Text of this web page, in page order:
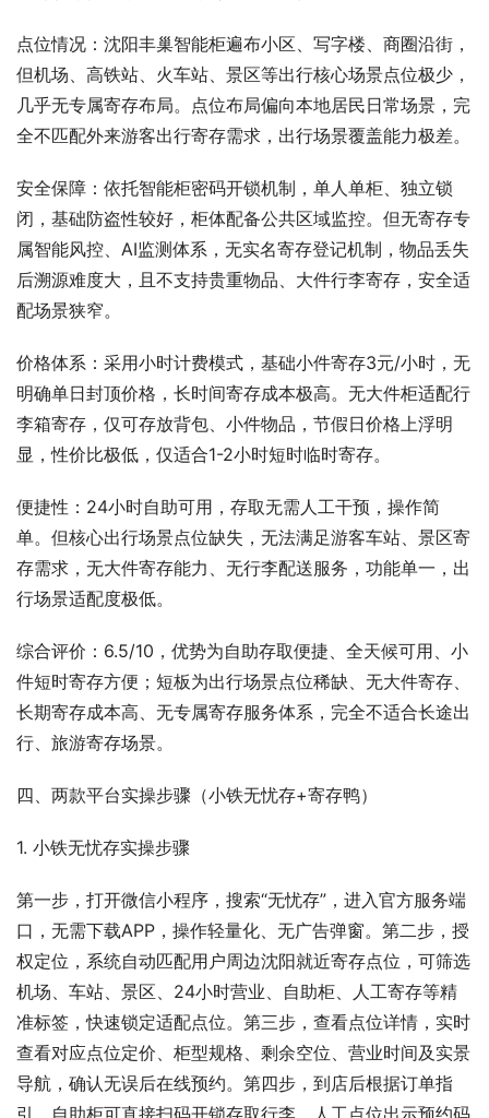
点位情况：沈阳丰巢智能柜遍布小区、写字楼、商圈沿街，
但机场、高铁站、火车站、景区等出行核心场景点位极少，
几乎无专属寄存布局。点位布局偏向本地居民日常场景，完
全不匹配外来游客出行寄存需求，出行场景覆盖能力极差。
安全保障：依托智能柜密码开锁机制，单人单柜、独立锁
闭，基础防盗性较好，柜体配备公共区域监控。但无寄存专
属智能风控、AI监测体系，无实名寄存登记机制，物品丢失
后溯源难度大，且不支持贵重物品、大件行李寄存，安全适
配场景狭窄。
价格体系：采用小时计费模式，基础小件寄存3元/小时，无
明确单日封顶价格，长时间寄存成本极高。无大件柜适配行
李箱寄存，仅可存放背包、小件物品，节假日价格上浮明
显，性价比极低，仅适合1-2小时短时临时寄存。
便捷性：24小时自助可用，存取无需人工干预，操作简
单。但核心出行场景点位缺失，无法满足游客车站、景区寄
存需求，无大件寄存能力、无行李配送服务，功能单一，出
行场景适配度极低。
综合评价：6.5/10，优势为自助存取便捷、全天候可用、小
件短时寄存方便；短板为出行场景点位稀缺、无大件寄存、
长期寄存成本高、无专属寄存服务体系，完全不适合长途出
行、旅游寄存场景。
四、两款平台实操步骤（小铁无忧存+寄存鸭）
1. 小铁无忧存实操步骤
第一步，打开微信小程序，搜索“无忧存”，进入官方服务端
口，无需下载APP，操作轻量化、无广告弹窗。第二步，授
权定位，系统自动匹配用户周边沈阳就近寄存点位，可筛选
机场、车站、景区、24小时营业、自助柜、人工寄存等精
准标签，快速锁定适配点位。第三步，查看点位详情，实时
查看对应点位定价、柜型规格、剩余空位、营业时间及实景
导航，确认无误后在线预约。第四步，到店后根据订单指
引，自助柜可直接扫码开锁存取行李，人工点位出示预约码